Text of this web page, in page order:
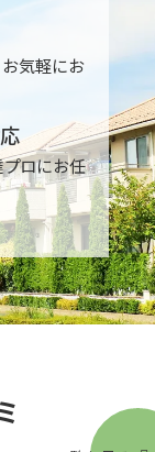
気軽にお
ロにお任